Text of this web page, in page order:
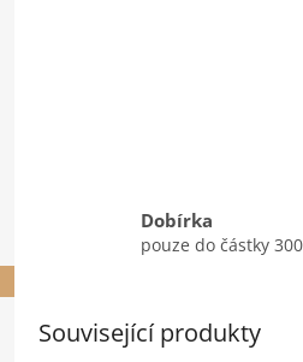
Dobírka
pouze do částky
Související produkty